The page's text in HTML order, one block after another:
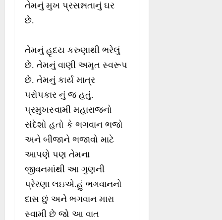
તેમનું મુખ પ્રસન્નતાનું ઘર
છે.
તેમનું હૃદય કરુણાથી ભરેલું
છે. તેમનું વાણી અમૃત સ્વરૂપ
છે. તેમનું કાર્ય માત્ર
પરોપકાર નું જ હતું.
પ્રમુખસ્વામી મહારાજનો
સંદેશો હતો કે ભગવાન ભજો
અને બીજાને ભજાવો માટે
આપણે પણ તેમના
જીવનમાંથી આ ગુણની
પ્રેરણા લઇએ.હું ભગવાનનો
દાસ છું અને ભગવાન મારા
સ્વામી છે જો આ વાત